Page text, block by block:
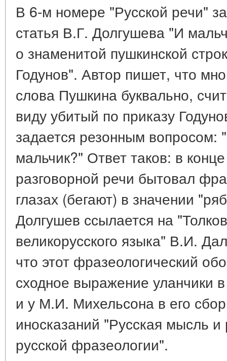
В 6-м номере "Русской речи"
статья В.Г. Долгушева "И
о знаменитой пушкинской
Годунов". Автор пишет, что
слова Пушкина буквально,
виду убитый по приказу
задается резонным
мальчик?" Ответ таков: в
разговорной речи бытовал
глазах (бегают) в значении
Долгушев ссылается на
великорусского языка" В.И.
что этот фразеологический
сходное выражение уланчики
и у М.И. Михельсона в его
иносказаний "Русская мысль
русской фразеологии".